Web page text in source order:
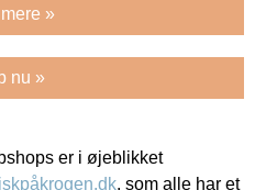
»
nu »
er i øjeblikket
, som alle har et